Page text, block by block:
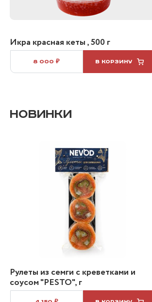
Икра красная кеты , 500 г
8 000 ₽ В КОРЗИНУ
НОВИНКИ
Рулеты из семги с креветками и
соусом "PESTO", г